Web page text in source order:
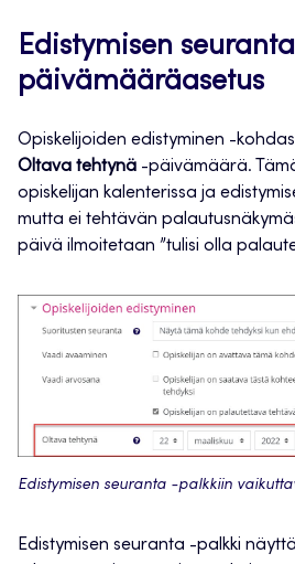
Edistymisen
päivämääräasetus
Opiskelijoiden edistyminen -
Oltava tehtynä -päivämäärä.
opiskelijan kalenterissa ja
mutta ei tehtävän
päivä ilmoitetaan ”tulisi olla
Edistymisen seuranta -palkkiin
Edistymisen seuranta -palkki